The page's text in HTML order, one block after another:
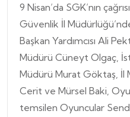
9 Nisan’da SGK’nın
Güvenlik İl
Başkan Yardımcısı Ali
Müdürü Cüneyt Olgaç,
Müdürü Murat Göktaş, İl
Cerit ve Mürsel Baki,
temsilen Oyuncular